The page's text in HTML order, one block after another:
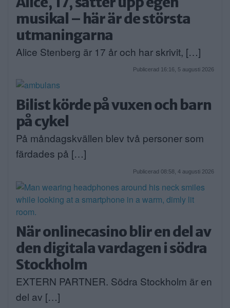
musikal – här är de största
utmaningarna
Alice Stenberg är 17 år och har skrivit, […]
Publicerad 16:16, 5 augusti 2026
Bilist körde på vuxen och barn
på cykel
På måndagskvällen blev två personer som
färdades på […]
Publicerad 08:58, 4 augusti 2026
När onlinecasino blir en del av
den digitala vardagen i södra
Stockholm
EXTERN PARTNER. Södra Stockholm är en
del av […]